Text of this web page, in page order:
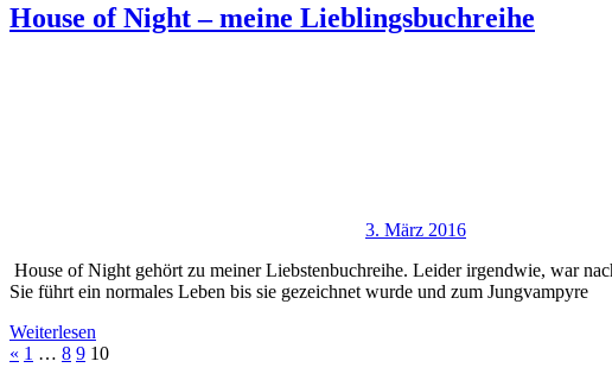
House of Night – meine Lieblingsbuchreihe
3. März 2016
House of Night gehört zu meiner Liebstenbuchreihe. Leider irgendwie, war
Sie führt ein normales Leben bis sie gezeichnet wurde und zum Jungvampyre
Weiterlesen
Beitragsnavigation
« Vorherige
1 … 8 9 10